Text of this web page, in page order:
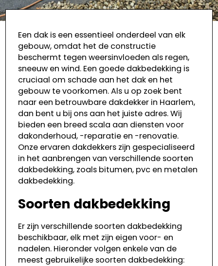
Een dak is een essentieel onderdeel van elk
gebouw, omdat het de constructie
beschermt tegen weersinvloeden als regen,
sneeuw en wind. Een goede dakbedekking is
cruciaal om schade aan het dak en het
gebouw te voorkomen. Als u op zoek bent
naar een betrouwbare dakdekker in Haarlem,
dan bent u bij ons aan het juiste adres. Wij
bieden een breed scala aan diensten voor
dakonderhoud, -reparatie en -renovatie.
Onze ervaren dakdekkers zijn gespecialiseerd
in het aanbrengen van verschillende soorten
dakbedekking, zoals bitumen, pvc en metalen
dakbedekking.
Soorten dakbedekking
Er zijn verschillende soorten dakbedekking
beschikbaar, elk met zijn eigen voor- en
nadelen. Hieronder volgen enkele van de
meest gebruikelijke soorten dakbedekking: